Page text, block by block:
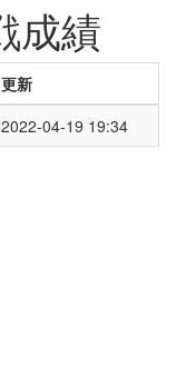
成績
更新
2022-04-19 19:34